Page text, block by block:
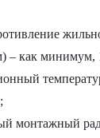
– как
монтажный